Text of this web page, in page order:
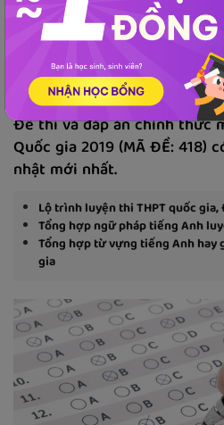
Đề thi và đáp án chính
THPT Quốc gia 2019 (Mã
VOCA đăng lúc 14:05 28/06/2019
Đề thi và đáp án chính thức
Quốc gia 2019 (MÃ ĐỀ: 418)
nhật mới nhất.
Lộ trình luyện thi THPT quốc
Tổng hợp ngữ pháp tiếng Anh
Tổng hợp từ vựng tiếng Anh hay
gia